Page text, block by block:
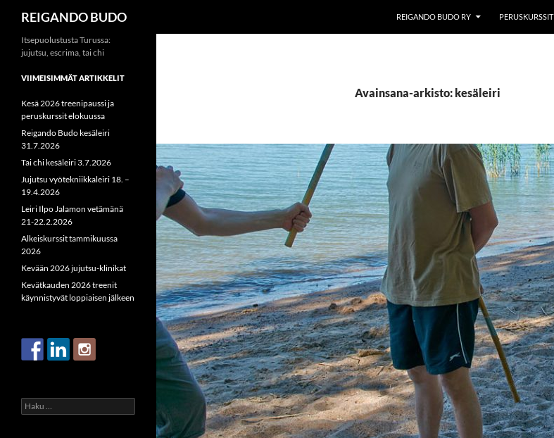
Siirry
sisältöön
REIGANDO BUDO REIGANDO BUDO RY PERUSKURSSIT
Avainsana-arkisto: kesäleiri
Itsepuolustusta Turussa:
jujutsu, escrima, tai chi
VIIMEISIMMÄT ARTIKKELIT
Kesä 2026 treenipaussi ja
peruskurssit elokuussa
Reigando Budo kesäleiri
31.7.2026
Tai chi kesäleiri 3.7.2026
Jujutsu vyötekniikkaleiri 18. –
19.4.2026
Leiri Ilpo Jalamon vetämänä
21-22.2.2026
Alkeiskurssit tammikuussa
2026
Kevään 2026 jujutsu-klinikat
Kevätkauden 2026 treenit
käynnistyvät loppiaisen jälkeen
Haku: